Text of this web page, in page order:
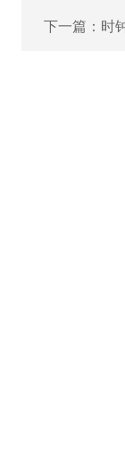
下一篇： 时